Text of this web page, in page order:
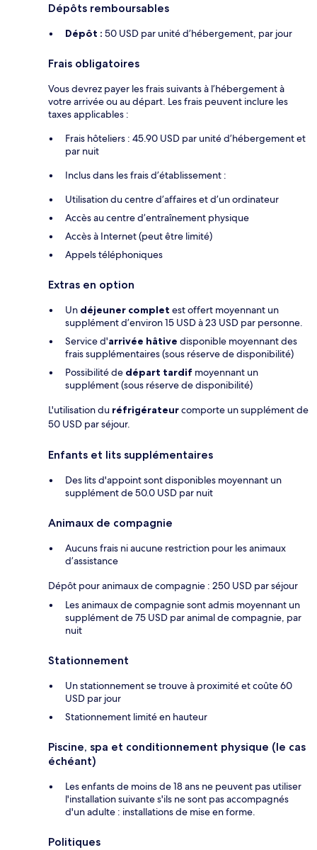
Dépôts remboursables
Dépôt : 50 USD par unité d’hébergement, par jour
Frais obligatoires
Vous devrez payer les frais suivants à l’hébergement à
votre arrivée ou au départ. Les frais peuvent inclure les
taxes applicables :
Frais hôteliers : 45.90 USD par unité d’hébergement et
par nuit
Inclus dans les frais d’établissement :
Utilisation du centre d’affaires et d’un ordinateur
Accès au centre d’entraînement physique
Accès à Internet (peut être limité)
Appels téléphoniques
Extras en option
Un déjeuner complet est offert moyennant un
supplément d’environ 15 USD à 23 USD par personne.
Service d'arrivée hâtive disponible moyennant des
frais supplémentaires (sous réserve de disponibilité)
Possibilité de départ tardif moyennant un
supplément (sous réserve de disponibilité)
L'utilisation du réfrigérateurcomporte un supplément de
50 USD par séjour.
Enfants et lits supplémentaires
Des lits d'appoint sont disponibles moyennant un
supplément de 50.0 USD par nuit
Animaux de compagnie
Aucuns frais ni aucune restriction pour les animaux
d’assistance
Dépôt pour animaux de compagnie : 250 USD par séjour
Les animaux de compagnie sont admis moyennant un
supplément de 75 USD par animal de compagnie, par
nuit
Stationnement
Un stationnement se trouve à proximité et coûte 60
USD par jour
Stationnement limité en hauteur
Piscine, spa et conditionnement physique (le cas
échéant)
Les enfants de moins de 18 ans ne peuvent pas utiliser
l'installation suivante s'ils ne sont pas accompagnés
d'un adulte : installations de mise en forme.
Politiques